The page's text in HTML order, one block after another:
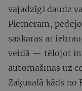
vajadzīgi daudz
Piemēram,
saskaras ar
veidā — tēlojot
automašīnas uz
Zaķusalā kāds